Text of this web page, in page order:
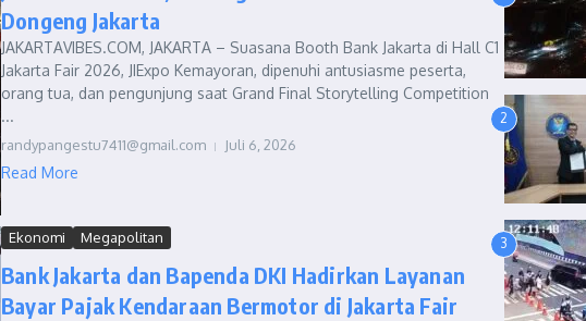
Dongeng Jakarta
JAKARTAVIBES.COM, JAKARTA – Suasana Booth Bank Jakarta di Hall C1
Jakarta Fair 2026, JIExpo Kemayoran, dipenuhi antusiasme peserta,
orang tua, dan pengunjung saat Grand Final Storytelling Competition
...
randypangestu7411@gmail.com Juli 6, 2026
Read More
Ekonomi Megapolitan
Bank Jakarta dan Bapenda DKI Hadirkan Layanan
Bayar Pajak Kendaraan Bermotor di Jakarta Fair
2
3